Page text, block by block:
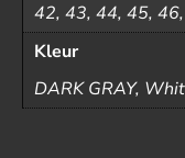
42, 43, 44, 45,
Kleur
DARK GRAY,